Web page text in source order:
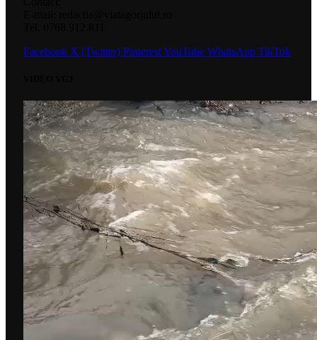
Facebook X (Twitter) PinterestYouTube WhatsApp TikTok